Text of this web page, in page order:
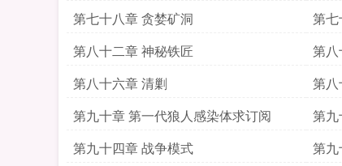
第七十八章 贪婪矿洞
第
第八十二章 神秘铁匠
第
第八十六章 清剿
第
第九十章 第一代狼人感染体求订阅
第
第九十四章 战争模式
第九